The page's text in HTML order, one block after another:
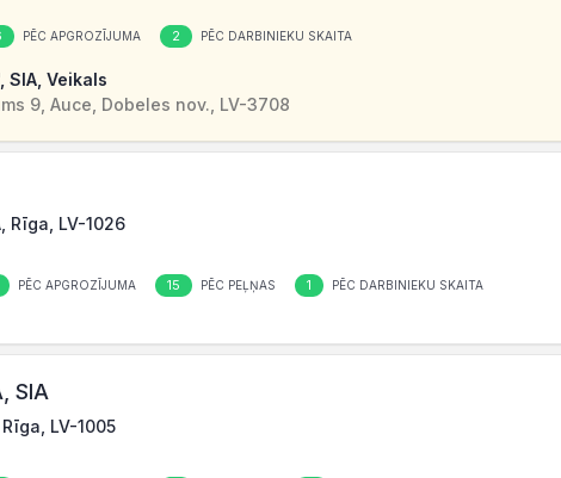
PĒC APGROZĪJUMA 2 PĒC DARBINIEKU SKAITA
SIA, Veikals
9, Auce, Dobeles nov., LV-3708
Rīga, LV-1026
PĒC APGROZĪJUMA 15 PĒC PEĻŅAS 1 PĒC DARBINIEKU SKAITA
SIA
LV-1005